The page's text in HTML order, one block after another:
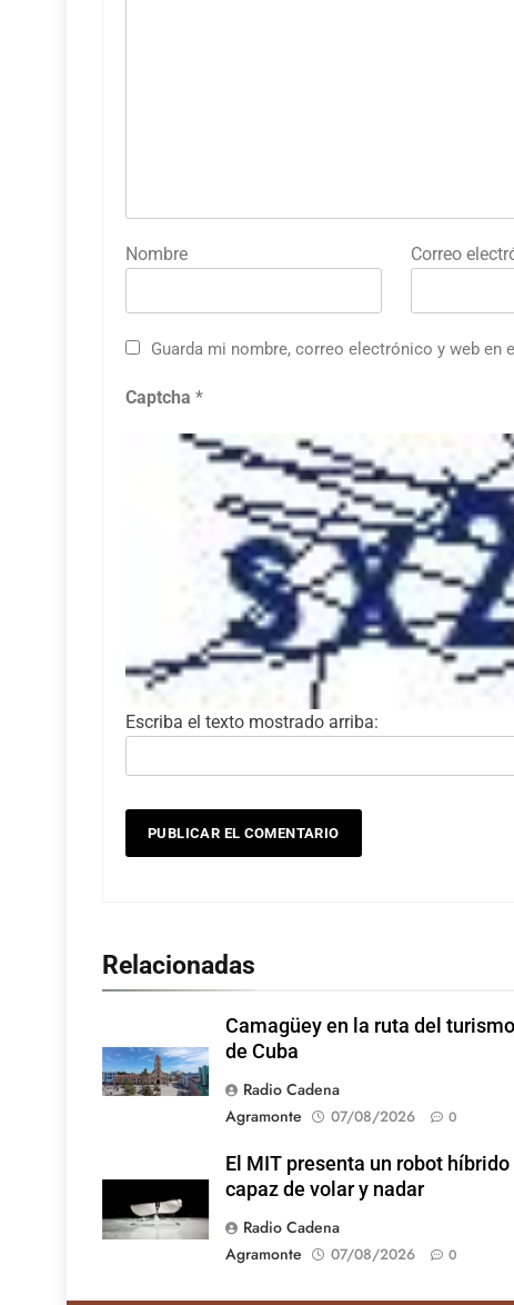
Nombre Correo
Guarda mi nombre, correo electrónico y web en
Captcha *
Escriba el texto mostrado arriba:
Relacionadas
Camagüey en la ruta del turismo
de Cuba
Radio Cadena
Agramonte
07/08/2026 0
El MIT presenta un robot híbrido
capaz de volar y nadar
Radio Cadena
Agramonte
07/08/2026 0